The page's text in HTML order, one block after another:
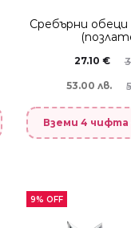
Сребърни обеци
27.10 €
53.00 лв.
Вземи 4 чифта
9% OFF